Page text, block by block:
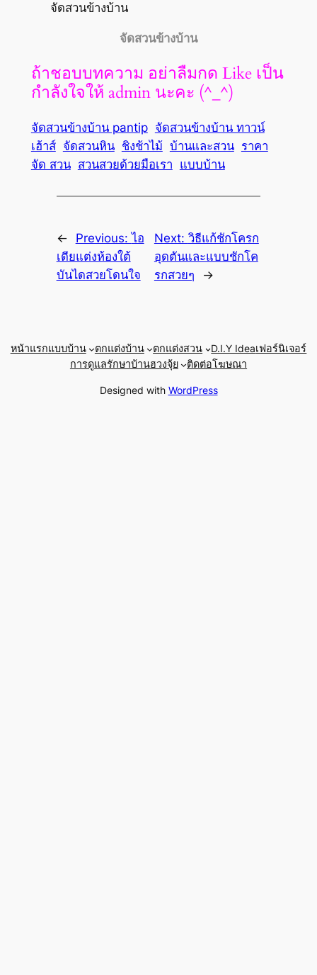
จัดสวนข้างบ้าน
จัดสวนข้างบ้าน
ถ้าชอบบทความ อย่าลืมกด Like เป็น
กำลังใจให้ admin นะคะ (^_^)
จัดสวนข้างบ้าน pantip จัดสวนข้างบ้าน ทาวน์
เฮ้าส์ จัดสวนหิน ชิงช้าไม้ บ้านและสวน ราคา
จัด สวน สวนสวยด้วยมือเรา แบบบ้าน
← Previous:ไอ
เดียแต่งห้องใต้
บันไดสวยโดนใจ
Next: วิธีแก้ชักโครก
อุดตันและแบบชักโค
รกสวยๆ
→
หน้าแรกแบบบ้าน ตกแต่งบ้าน ตกแต่งสวน D.I.Y Ideaเฟอร์นิเจอร์
การดูแลรักษาบ้านฮวงจุ้ย ติดต่อโฆษณา
Designed with WordPress